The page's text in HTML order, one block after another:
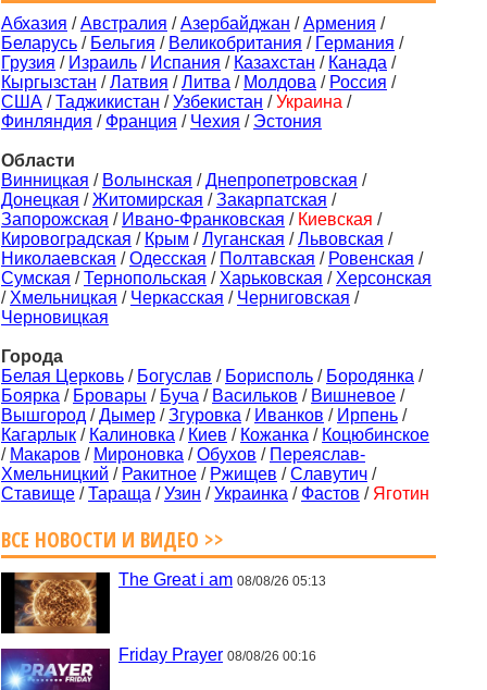
Абхазия /Австралия /Азербайджан /Армения /
Беларусь / Бельгия / Великобритания / Германия /
Грузия / Израиль / Испания / Казахстан / Канада /
Кыргызстан /Латвия /Литва / Молдова / Россия /
США /Таджикистан /Узбекистан /Украина /
Финляндия / Франция / Чехия / Эстония
Области
Винницкая / Волынская /Днепропетровская /
Донецкая /Житомирская /Закарпатская /
Запорожская / Ивано-Франковская / Киевская /
Кировоградская / Крым /Луганская /Львовская /
Николаевская /Одесская / Полтавская / Ровенская /
Сумская /Тернопольская / Харьковская / Херсонская
/ Хмельницкая / Черкасская / Черниговская /
Черновицкая
Города
Белая Церковь / Богуслав / Борисполь / Бородянка /
Боярка / Бровары / Буча / Васильков / Вишневое /
Вышгород /Дымер /Згуровка / Иванков / Ирпень /
Кагарлык / Калиновка / Киев / Кожанка / Коцюбинское
/ Макаров / Мироновка /Обухов / Переяслав-
Хмельницкий / Ракитное / Ржищев /Славутич /
Ставище /Тараща /Узин /Украинка / Фастов / Яготин
ВСЕ НОВОСТИ И ВИДЕО >>
The Great i am 08/08/26 05:13
Friday Prayer 08/08/26 00:16